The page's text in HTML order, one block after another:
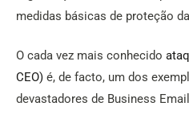
medidas básicas de proteção
O cada vez mais conhecido
CEO) é, de facto, um dos
devastadores de Business